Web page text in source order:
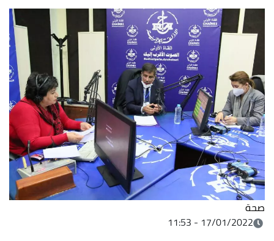
صحة
17/01/2022 - 11:53